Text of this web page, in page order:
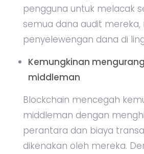
pengguna untuk melacak
semua dana audit mereka,
penyelewengan dana di
Kemungkinan
middleman
Blockchain mencegah
middleman dengan
perantara dan biaya
dikenakan oleh mereka.